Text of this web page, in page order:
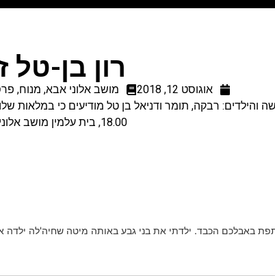
רון בן-טל
אוגוסט 12, 2018 מושב אלוני אבא, מנוח,
18.00, בית עלמין מושב אלוני אבא.
הכבד. ילדתי את בני גבע באותה מיטה שחיה'לה ילדה את רון